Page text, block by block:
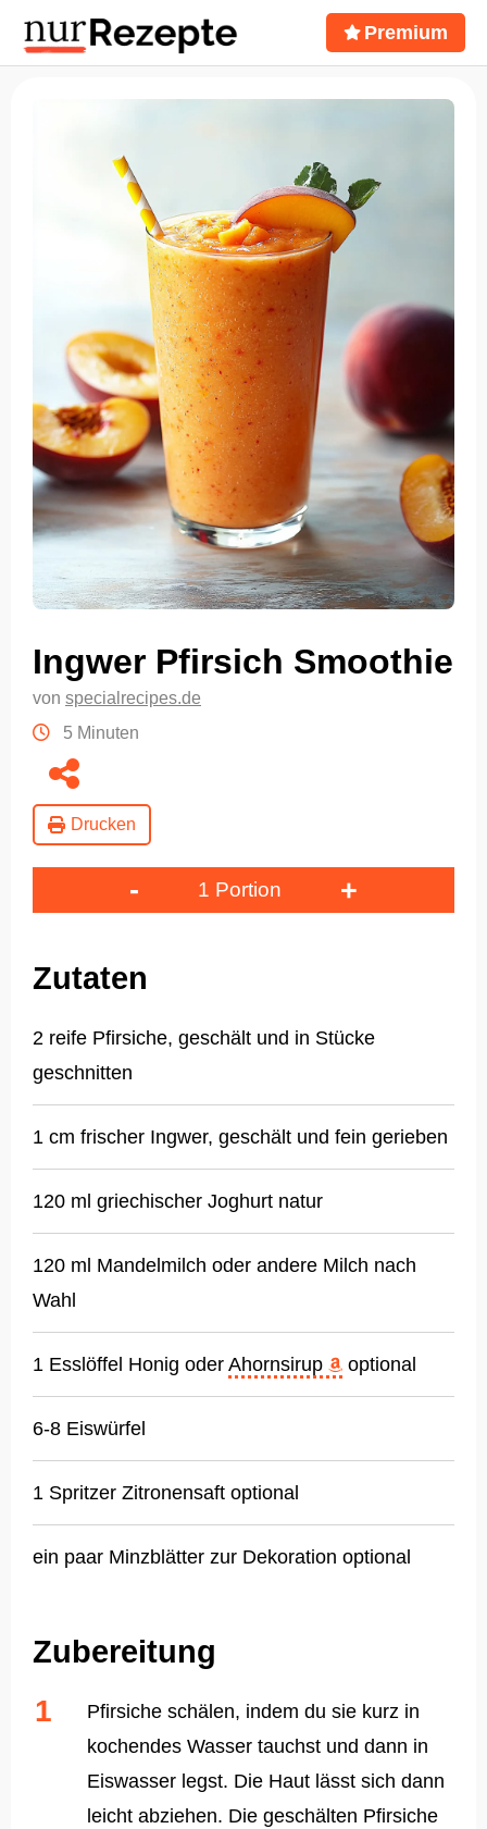
Premium
Ingwer Pfirsich Smoothie
von specialrecipes.de
5 Minuten
Drucken
- 1 Portion +
Zutaten
2 reife Pfirsiche, geschält und in Stücke
geschnitten
1 cm frischer Ingwer, geschält und fein gerieben
120 ml griechischer Joghurt natur
120 ml Mandelmilch oder andere Milch nach
Wahl
1 Esslöffel Honig oder Ahornsirup optional
6-8 Eiswürfel
1 Spritzer Zitronensaft optional
ein paar Minzblätter zur Dekoration optional
Zubereitung
Pfirsiche schälen, indem du sie kurz in
kochendes Wasser tauchst und dann in
Eiswasser legst. Die Haut lässt sich dann
leicht abziehen. Die geschälten Pfirsiche